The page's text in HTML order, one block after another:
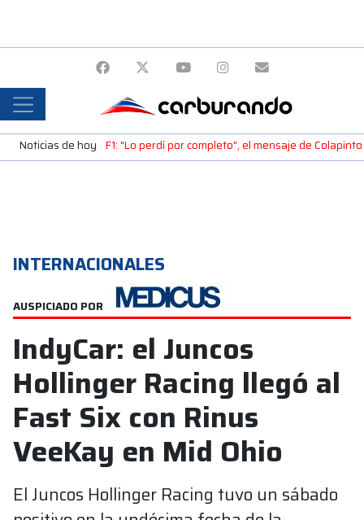
Noticias de hoy F1: "Lo perdí por completo", el mensaje de
INTERNACIONALES
AUSPICIADO POR
IndyCar: el Juncos
Hollinger Racing llegó al
Fast Six con Rinus
VeeKay en Mid Ohio
El Juncos Hollinger Racing tuvo un sábado